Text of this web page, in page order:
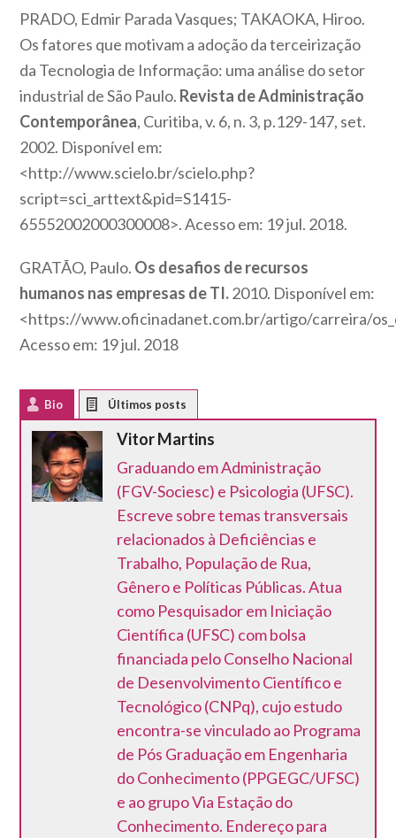
PRADO, Edmir Parada Vasques; TAKAOKA, Hiroo.
Os fatores que motivam a adoção da terceirização
da Tecnologia de Informação: uma análise do setor
industrial de São Paulo. Revista de Administração
Contemporânea, Curitiba, v. 6, n. 3, p.129-147, set.
2002. Disponível em:
<http://www.scielo.br/scielo.php?
script=sci_arttext&pid=S1415-
65552002000300008>. Acesso em: 19 jul. 2018.
GRATÃO, Paulo. Os desafios de recursos
humanos nas empresas de TI.2010. Disponível em:
<https://www.oficinadanet.com.br/artigo/carreira/
Acesso em: 19 jul. 2018
Bio
Vitor Martins
Graduando em Administração
(FGV-Sociesc) e Psicologia (UFSC).
Escreve sobre temas transversais
relacionados à Deficiências e
Trabalho, População de Rua,
Gênero e Políticas Públicas. Atua
como Pesquisador em Iniciação
Científica (UFSC) com bolsa
financiada pelo Conselho Nacional
de Desenvolvimento Científico e
Tecnológico (CNPq), cujo estudo
encontra-se vinculado ao Programa
de Pós Graduação em Engenharia
do Conhecimento (PPGEGC/UFSC)
e ao grupo Via Estação do
Conhecimento. Endereço para